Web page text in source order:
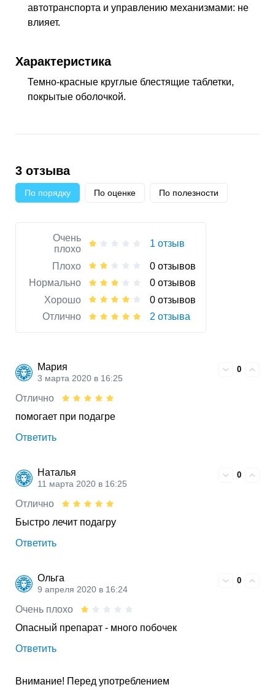
автотранспорта и управлению механизмами: не
влияет.
Характеристика
Темно-красные круглые блестящие таблетки,
покрытые оболочкой.
3 отзыва
По порядку По оценке По полезности
Очень
плохо
1 отзыв
Плохо
0 отзывов
Нормально
0 отзывов
Хорошо
0 отзывов
Отлично
2 отзыва
Мария
3 марта 2020 в 16:25
0
Отлично
помогает при подагре
Ответить
Наталья
11 марта 2020 в 16:25
0
Отлично
Быстро лечит подагру
Ответить
Ольга
9 апреля 2020 в 16:24
0
Очень плохо
Опасный препарат - много побочек
Ответить
Внимание! Перед употреблением